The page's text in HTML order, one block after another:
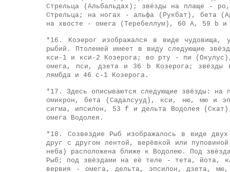
Стрельца (Альбальдах); звёзды на плаще -
Стрельца; на ногах - альфа (Рукбат), бета
на хвосте - омега (Теребеллум), 60 A, 59 b и
*16.
Козерог изображался в виде
рыбий. Птолемей имеет в виду следующие
кси-1 и кси-2 Козерога; во рту - пи
омега, пси, дзета и 36 b Козерога;
лямбда и 46 c-1 Козерога.
*17.
Здесь описываются следующие звёзды:
омикрон, бета (Садалсууд), кси, ню, мю и
сигма, ипсилон, 53 f и дельта Водолея
омега Водолея.
*18.
Созвездие Рыб изображалось в виде
друг с другом лентой, верёвкой или
неба) расположена ближе к Водолею. Под
Рыб; под звёздами на её теле - тета, йота,
вервия - омега, дельта, эпсилон, дзета,